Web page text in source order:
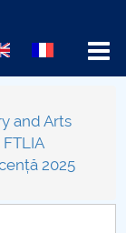
and Arts
2025